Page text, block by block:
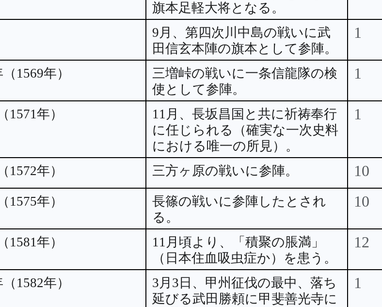
旗本足軽大将となる。
9月、第四次川中島の戦いに武
田信玄本陣の旗本として参陣。
1
1569年）
三増峠の戦いに一条信龍隊の検
使として参陣。
1
1571年）
11月、長坂昌国と共に祈祷奉行
に任じられる（確実な一次史料
における唯一の所見）。
1
1572年） 三方ヶ原の戦いに参陣。 10
1575年）
長篠の戦いに参陣したとされ
る。
10
1581年）
11月頃より、「積聚の脹満」
（日本住血吸虫症か）を患う。
12
1582年）
3月3日、甲州征伐の最中、落ち
延びる武田勝頼に甲斐善光寺に
1